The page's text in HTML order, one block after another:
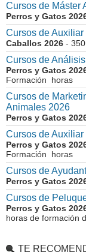
Cursos de Máster
Perros y Gatos
Cursos de
Caballos 2026 -
Cursos de
Perros y Gatos
Formación horas
Cursos de
Animales 2026
Perros y Gatos
Cursos de
Perros y Gatos
Formación horas
Cursos de
Perros y Gatos
Cursos de
Perros y Gatos
horas de formación
TE